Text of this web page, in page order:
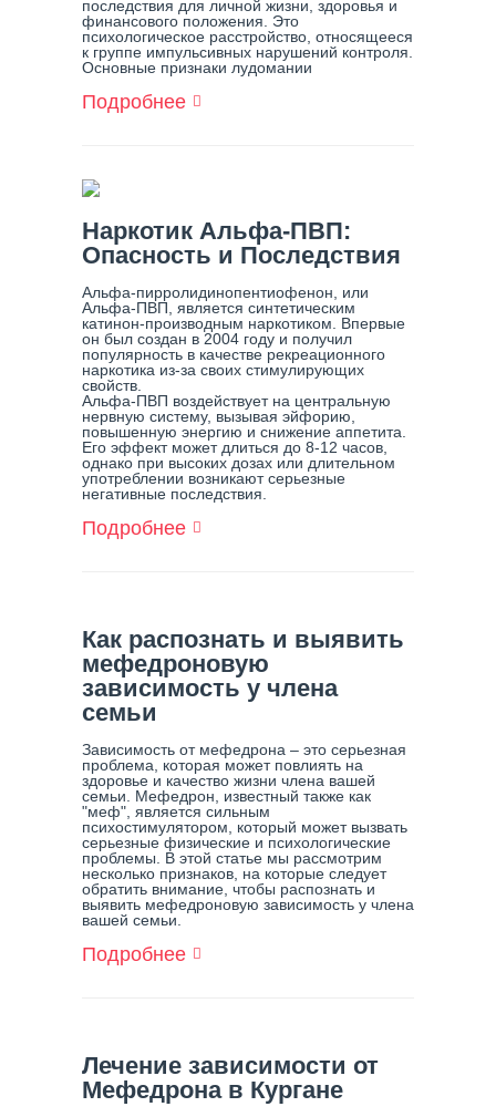
последствия для личной жизни, здоровья и
финансового положения. Это
психологическое расстройство, относящееся
к группе импульсивных нарушений контроля.
Основные признаки лудомании
Подробнее О
Наркотик Альфа-ПВП:
Опасность и Последствия
Альфа-пирролидинопентиофенон, или
Альфа-ПВП, является синтетическим
катинон-производным наркотиком. Впервые
он был создан в 2004 году и получил
популярность в качестве рекреационного
наркотика из-за своих стимулирующих
свойств.
Альфа-ПВП воздействует на центральную
нервную систему, вызывая эйфорию,
повышенную энергию и снижение аппетита.
Его эффект может длиться до 8-12 часов,
однако при высоких дозах или длительном
употреблении возникают серьезные
негативные последствия.
Подробнее О
Последствия
Как распознать и выявить
мефедроновую
зависимость у члена
семьи
Зависимость от мефедрона – это серьезная
проблема, которая может повлиять на
здоровье и качество жизни члена вашей
семьи. Мефедрон, известный также как
"меф", является сильным
психостимулятором, который может вызвать
серьезные физические и психологические
проблемы. В этой статье мы рассмотрим
несколько признаков, на которые следует
обратить внимание, чтобы распознать и
выявить мефедроновую зависимость у члена
вашей семьи.
Подробнее О
Зависимость
У
Лечение зависимости от
Мефедрона в Кургане